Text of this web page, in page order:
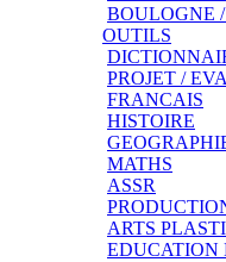
BOULOGNE
OUTILS
PROJET /
FRANCAIS
HISTOIRE
MATHS
ASSR
ARTS
EDUCATION